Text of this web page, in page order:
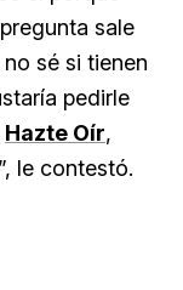
sale
sé si tienen
pedirle
Hazte Oír,
”, le contestó.